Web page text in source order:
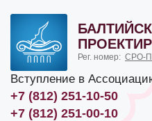
Рег. номер: СРО-
Вступление в
+7 (812) 251-10-50
+7 (812) 251-00-10